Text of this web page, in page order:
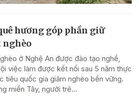
hương góp phần giữ
nghèo
ở Nghệ An được đào tạo nghề,
việc làm được kết nối sau 5 năm thực
tiêu quốc gia giảm nghèo bền vững.
miền Tây, người trẻ...